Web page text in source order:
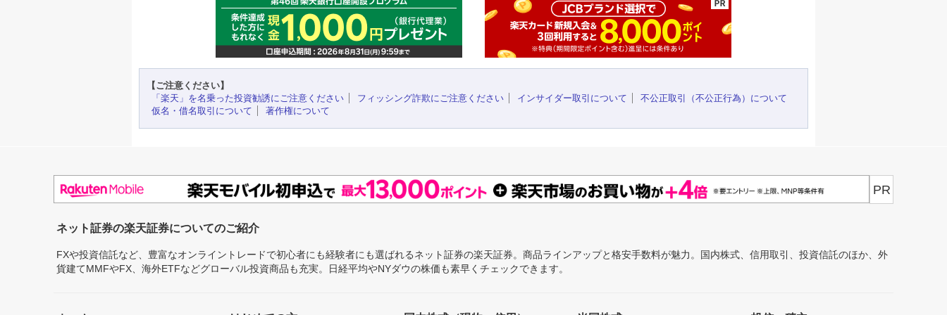
【ご注意ください】
「楽天」を名乗った投資勧誘にご注意ください
フィッシング詐欺にご注意ください インサイダー取引について
不公正取引（不公正行為）について
仮名・借名取引について
著作権について
PR
ネット証券の楽天証券についてのご紹介
FXや投資信託など、豊富なオンライントレードで初心者にも経験者にも選ばれるネット証券の楽天証券。商品ラインアップと格安手数料が魅力。国内株式、信用取引、投資信託のほか、外
貨建てMMFやFX、海外ETFなどグローバル投資商品も充実。日経平均やNYダウの株価も素早くチェックできます。